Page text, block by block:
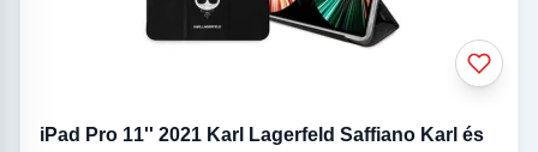
iPad Pro 11'' 2021 Karl Lagerfeld Saffiano Karl és